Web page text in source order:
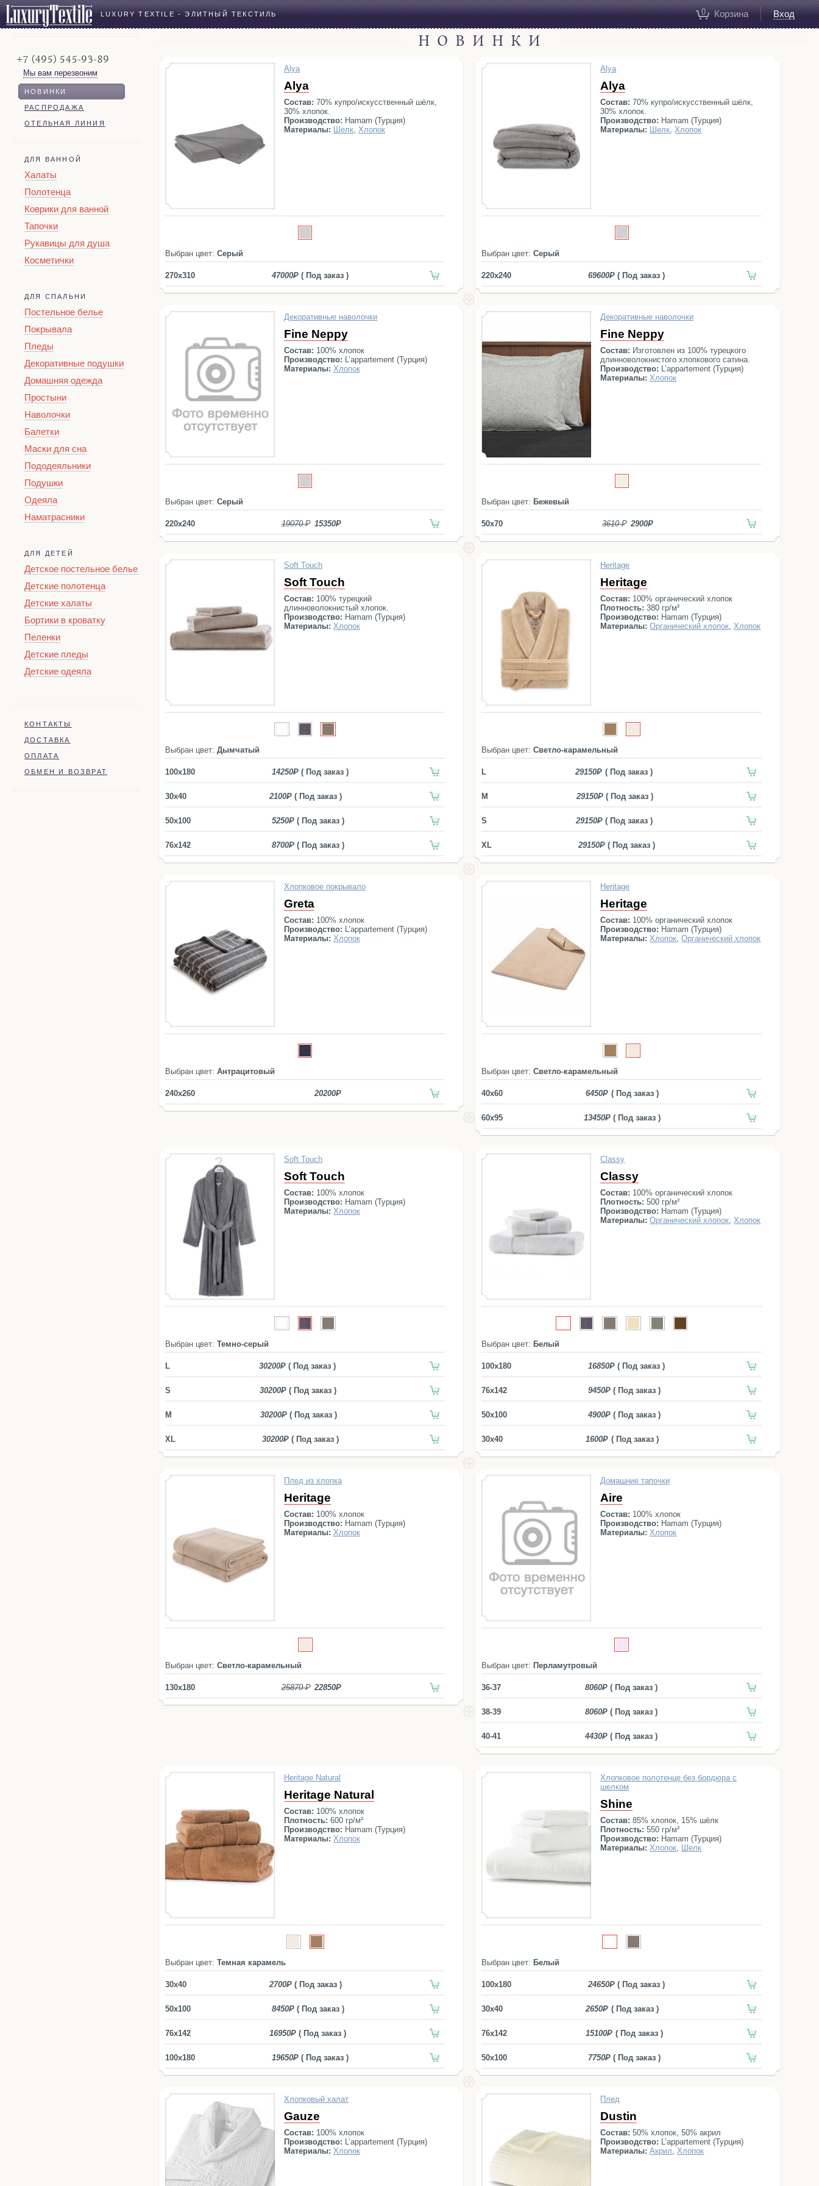
LUXURY TEXTILE - ЭЛИТНЫЙ ТЕКСТИЛЬ 0 Корзина Вход
+7 (495) 545-93-89
Мы вам перезвоним
НОВИНКИ
РАСПРОДАЖА
ОТЕЛЬНАЯ ЛИНИЯ
ДЛЯ ВАННОЙ
Халаты
Полотенца
Коврики для ванной
Тапочки
Рукавицы для душа
Косметички
ДЛЯ СПАЛЬНИ
Постельное белье
Покрывала
Пледы
Декоративные подушки
Домашняя одежда
Простыни
Наволочки
Балетки
Маски для сна
Пододеяльники
Подушки
Одеяла
Наматрасники
ДЛЯ ДЕТЕЙ
Детское постельное белье
Детские полотенца
Детские халаты
Бортики в кроватку
Пеленки
Детские пледы
Детские одеяла
КОНТАКТЫ
ДОСТАВКА
ОПЛАТА
ОБМЕН И ВОЗВРАТ
НОВИНКИ
Alya
Alya
Состав: 70% купро/искусственный шёлк,
30% хлопок.
Производство: Hamam (Турция)
Материалы: Шелк, Хлопок
Выбран цвет: Серый
270x310 47000 ( Под заказ )
Alya
Alya
Состав: 70% купро/искусственный шёлк,
30% хлопок.
Производство: Hamam (Турция)
Материалы: Шелк,Хлопок
Выбран цвет:Серый
220x240 69600 ( Под заказ )
Декоративные наволочки
Fine Neppy
Состав: 100% хлопок
Производство: L’appartement (Турция)
Материалы: Хлопок
Выбран цвет: Серый
220x240 19070 15350
Декоративные наволочки
Fine Neppy
Состав: Изготовлен из 100% турецкого
длинноволокнистого хлопкового сатина.
Производство: L’appartement (Турция)
Материалы: Хлопок
Выбран цвет: Бежевый
50x70 3610 2900
Soft Touch
Soft Touch
Состав: 100% турецкий
длинноволокнистый хлопок.
Производство: Hamam (Турция)
Материалы: Хлопок
Выбран цвет: Дымчатый
100x180 14250 ( Под заказ )
30x40 2100 ( Под заказ )
50x100 5250 ( Под заказ )
76x142 8700 ( Под заказ )
Heritage
Heritage
Состав: 100% органический хлопок
Плотность: 380 гр/м²
Производство: Hamam (Турция)
Материалы: Органический хлопок,Хлопок
Выбран цвет:Светло-карамельный
L 29150 ( Под заказ )
M 29150 ( Под заказ )
S 29150 ( Под заказ )
XL 29150 ( Под заказ )
Хлопковое покрывало
Greta
Состав: 100% хлопок
Производство: L’appartement (Турция)
Материалы: Хлопок
Выбран цвет: Антрацитовый
240x260 20200
Heritage
Heritage
Состав: 100% органический хлопок
Производство: Hamam (Турция)
Материалы: Хлопок,Органический хлопок
Выбран цвет:Светло-карамельный
40x60 6450 ( Под заказ )
60x95 13450 ( Под заказ )
Soft Touch
Soft Touch
Состав: 100% хлопок
Производство: Hamam (Турция)
Материалы: Хлопок
Выбран цвет: Темно-серый
L 30200 ( Под заказ )
S 30200 ( Под заказ )
M 30200 ( Под заказ )
XL 30200 ( Под заказ )
Classy
Classy
Состав: 100% органический хлопок
Плотность: 500 гр/м²
Производство: Hamam (Турция)
Материалы: Органический хлопок,Хлопок
Выбран цвет: Белый
100x180 16850 ( Под заказ )
76x142 9450 ( Под заказ )
50x100 4900 ( Под заказ )
30x40 1600 ( Под заказ )
Плед из хлопка
Heritage
Состав: 100% хлопок
Производство: Hamam (Турция)
Материалы: Хлопок
Выбран цвет: Светло-карамельный
130x180 25870 22850
Домашние тапочки
Aire
Состав: 100% хлопок
Производство: Hamam (Турция)
Материалы: Хлопок
Выбран цвет: Перламутровый
36-37 8060 ( Под заказ )
38-39 8060 ( Под заказ )
40-41 4430 ( Под заказ )
Heritage Natural
Heritage Natural
Состав: 100% хлопок
Плотность: 600 гр/м²
Производство: Hamam (Турция)
Материалы: Хлопок
Выбран цвет: Темная карамель
30x40 2700 ( Под заказ )
50x100 8450 ( Под заказ )
76x142 16950 ( Под заказ )
100x180 19650 ( Под заказ )
Хлопковое полотенце без бордюра с
шелком
Shine
Состав: 85% хлопок, 15% шёлк
Плотность: 550 гр/м²
Производство: Hamam (Турция)
Материалы: Хлопок, Шелк
Выбран цвет: Белый
100x180 24650 ( Под заказ )
30x40 2650 ( Под заказ )
76x142 15100 ( Под заказ )
50x100 7750 ( Под заказ )
Хлопковый халат
Gauze
Состав: 100% хлопок
Производство: L’appartement (Турция)
Материалы: Хлопок
Плед
Dustin
Состав: 50% хлопок, 50% акрил
Производство: L’appartement (Турция)
Материалы: Акрил,Хлопок